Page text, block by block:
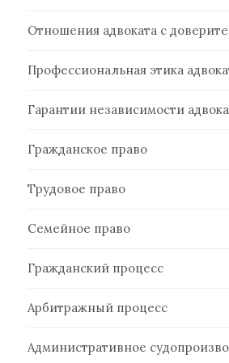
Отношения адвоката с
Профессиональная этика
Гарантии независимости
Гражданское право
Трудовое право
Семейное право
Гражданский процесс
Арбитражный процесс
Административное